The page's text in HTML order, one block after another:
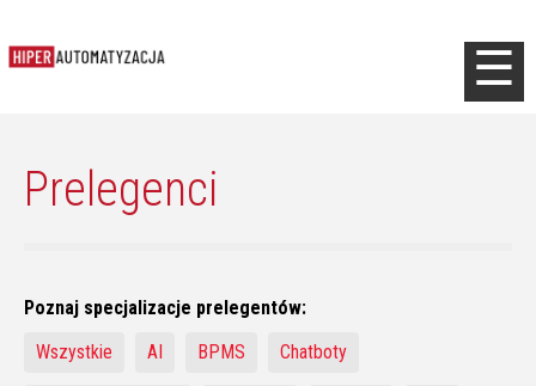
☰
Prelegenci
Poznaj specjalizacje prelegentów:
Wszystkie
AI BPMS Chatboty